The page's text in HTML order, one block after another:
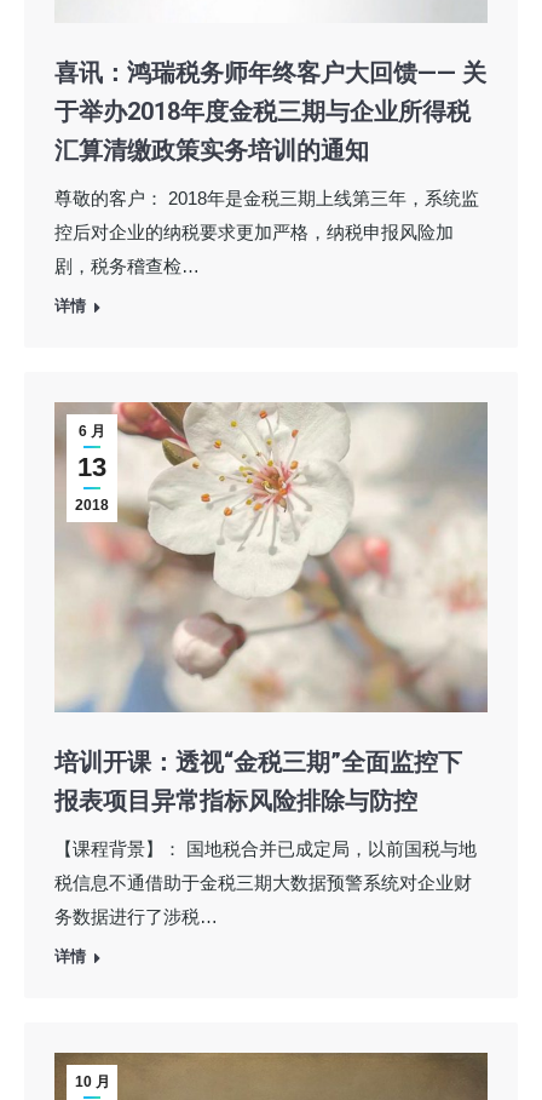
喜讯：鸿瑞税务师年终客户大回馈—— 关
于举办2018年度金税三期与企业所得税
汇算清缴政策实务培训的通知
尊敬的客户： 2018年是金税三期上线第三年，系统监
控后对企业的纳税要求更加严格，纳税申报风险加
剧，税务稽查检…
详情
6 月
13
2018
培训开课：透视“金税三期”全面监控下
报表项目异常指标风险排除与防控
【课程背景】： 国地税合并已成定局，以前国税与地
税信息不通借助于金税三期大数据预警系统对企业财
务数据进行了涉税…
详情
10 月